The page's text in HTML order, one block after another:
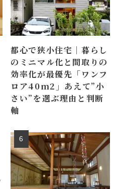
都心で狭小住宅｜暮らし
のミニマル化と間取りの
効率化が最優先「ワンフ
ロア40m2」あえて”小
さい”を選ぶ理由と判断
軸